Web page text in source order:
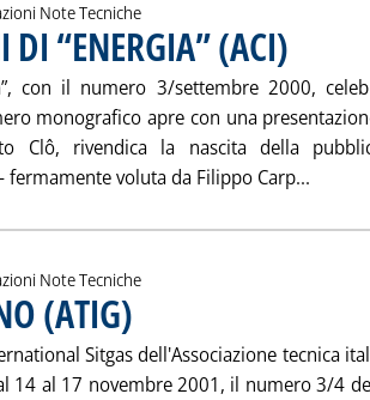
Note Tecniche
DI “ENERGIA” (ACI)
con il numero 3/settembre 2000,
monografico apre con una
Clô, rivendica la nascita della
fermamente voluta da Filippo Carp...
Note Tecniche
(ATIG)
Sitgas dell'Associazione tecnica
14 al 17 novembre 2001, il numero 3/4